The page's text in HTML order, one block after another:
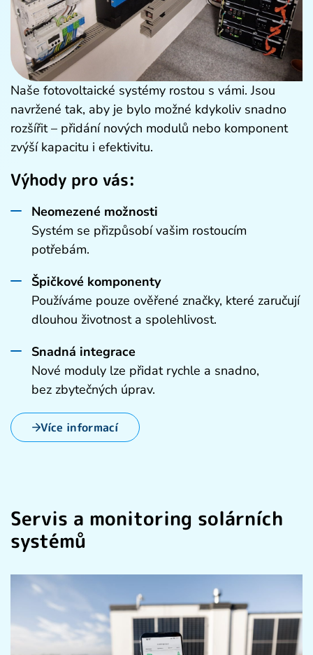
Naše fotovoltaické systémy rostou s vámi. Jsou
navržené tak, aby je bylo možné kdykoliv snadno
rozšířit – přidání nových modulů nebo komponent
zvýší kapacitu i efektivitu.
Výhody pro vás:
Neomezené možnosti
Systém se přizpůsobí vašim rostoucím
potřebám.
Špičkové komponenty
Používáme pouze ověřené značky, které zaručují
dlouhou životnost a spolehlivost.
Snadná integrace
Nové moduly lze přidat rychle a snadno,
bez zbytečných úprav.
Více informací
Servis a monitoring solárních
systémů